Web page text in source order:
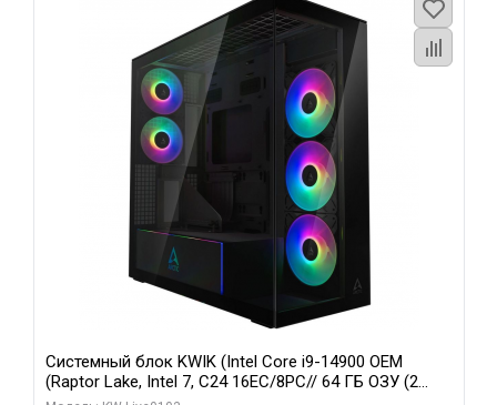
Системный блок KWIK (Intel Core i9-14900 OEM
(Raptor Lake, Intel 7, C24 16EC/8PC// 64 ГБ ОЗУ (2